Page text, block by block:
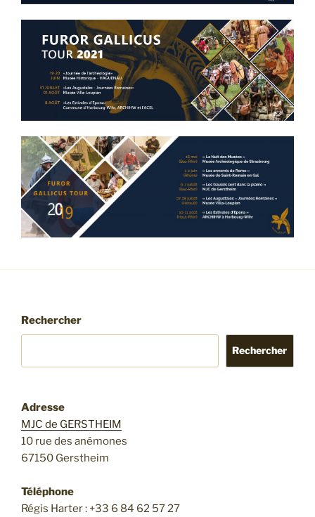
Rechercher
Rechercher
Adresse
MJC de GERSTHEIM
10 rue des anémones
67150 Gerstheim
Téléphone
Régis Harter : +33 6 84 62 57 27